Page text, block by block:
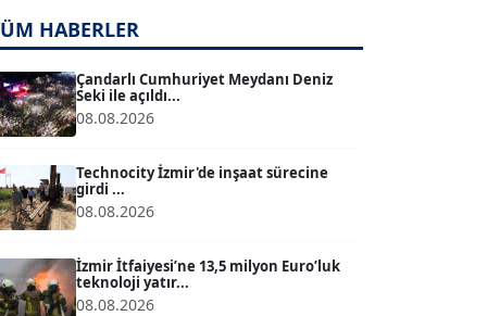
T TUĞÇE TUĞSAVUL BAYSOY
Köşe Yazarı
ATİLLA KÖPRÜLÜOĞLU
BÜLENT GÜRLÜK
MERT ERBOY
HABERLER
Çandarlı Cumhuriyet Meydanı Deniz
Seki ile açıldı...
08.08.2026
Technocity İzmir'de inşaat sürecine
girdi ...
08.08.2026
İzmir İtfaiyesi’ne 13,5 milyon Euro’luk
teknoloji yatır...
08.08.2026